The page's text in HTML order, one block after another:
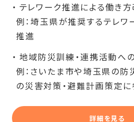
テレワーク推進による働き
例：埼玉県が推奨するテレ
推進
地域防災訓練・連携活動へ
例：さいたま市や埼玉県の
の災害対策・避難計画策定
詳細を見る